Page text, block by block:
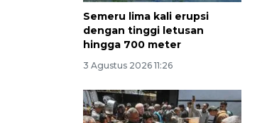
Semeru lima kali erupsi
dengan tinggi letusan
hingga 700 meter
3 Agustus 2026 11:26